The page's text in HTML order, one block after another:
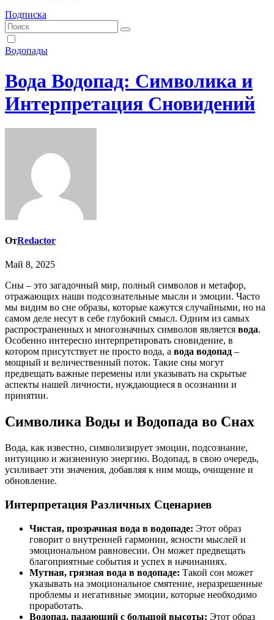
Подписка
Водопады
Вода Водопад: Символика и
Интерпретация Сновидений
ОтRedactor
Май 8, 2025
Сны – это загадочный мир, полный символов и метафор,
отражающих наши подсознательные мысли и эмоции. Часто
мы видим во сне образы, которые кажутся случайными, но на
самом деле несут в себе глубокий смысл. Одним из самых
распространенных и многозначных символов является вода.
Особенно интересно интерпретировать сновидение, в
котором присутствует не просто вода, а вода водопад –
мощный и величественный поток. Такие сны могут
предвещать важные перемены или указывать на скрытые
аспекты нашей личности, нуждающиеся в осознании и
принятии.
Символика Воды и Водопада во Снах
Вода, как известно, символизирует эмоции, подсознание,
интуицию и жизненную энергию. Водопад, в свою очередь,
усиливает эти значения, добавляя к ним мощь, очищение и
обновление.
Интерпретация Различных Сценариев
Чистая, прозрачная вода в водопаде: Этот образ
говорит о внутренней гармонии, ясности мыслей и
эмоциональном равновесии. Он может предвещать
благоприятные события и успех в начинаниях.
Мутная, грязная вода в водопаде: Такой сон может
указывать на эмоциональное смятение, неразрешенные
проблемы и негативные эмоции, которые необходимо
проработать.
Водопад, падающий с большой высоты: Этот образ